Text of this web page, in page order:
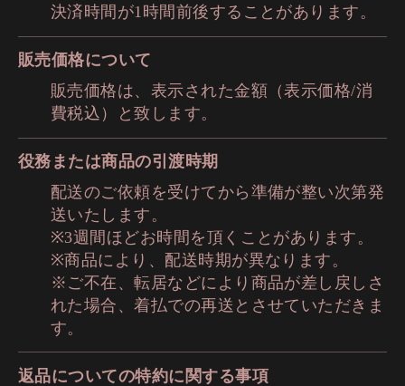
決済時間が1時間前後することがあります。
販売価格について
販売価格は、表示された金額（表示価格/消
費税込）と致します。
役務または商品の引渡時期
配送のご依頼を受けてから準備が整い次第発
送いたします。
※3週間ほどお時間を頂くことがあります。
※商品により、配送時期が異なります。
※ご不在、転居などにより商品が差し戻しさ
れた場合、着払での再送とさせていただきま
す。
返品についての特約に関する事項